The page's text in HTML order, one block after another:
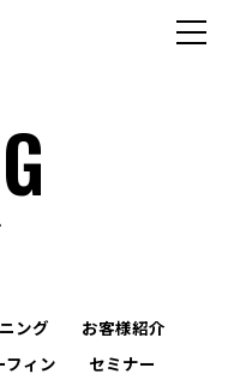
ング
お客様紹介
フィン
セミナー